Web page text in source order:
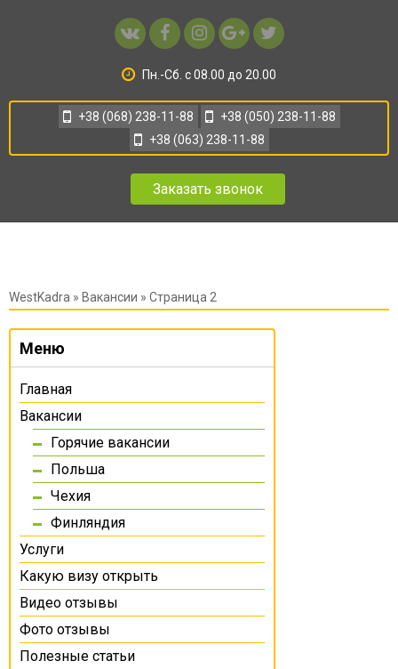
Пн.-Сб. с 08.00 до 20.00
+38 (068) 238-11-88
+38 (050) 238-11-88
+38 (063) 238-11-88
Заказать звонок
WestKadra » Вакансии » Страница 2
Меню
Главная
Вакансии
Горячие вакансии
Польша
Чехия
Финляндия
Услуги
Какую визу открыть
Видео отзывы
Фото отзывы
Полезные статьи